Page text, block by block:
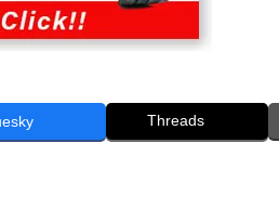
Threads